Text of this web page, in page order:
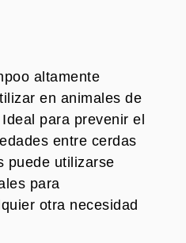
altamente
en animales de
para prevenir el
entre cerdas
puede utilizarse
para
otra necesidad